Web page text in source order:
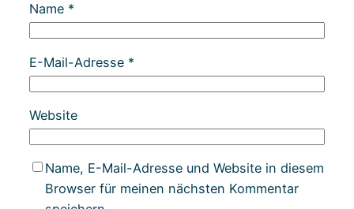
Name *
E-Mail-Adresse *
Website
Name, E-Mail-Adresse und Website in diesem
Browser für meinen nächsten Kommentar